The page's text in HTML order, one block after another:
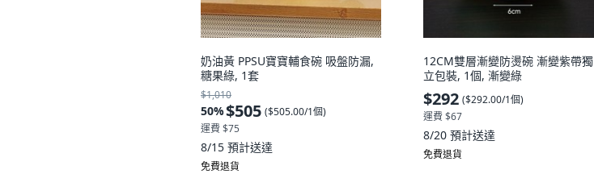
奶油黃 PPSU寶寶輔食碗 吸盤防漏,
糖果綠, 1套
$1,010
50%$505 ($505.00/1個)
運費 $75
8/15 預計送達
免費退貨
12CM雙層漸變防燙碗 漸變紫帶獨
立包裝, 1個, 漸變綠
$292 ($292.00/1個)
運費 $67
8/20 預計送達
免費退貨